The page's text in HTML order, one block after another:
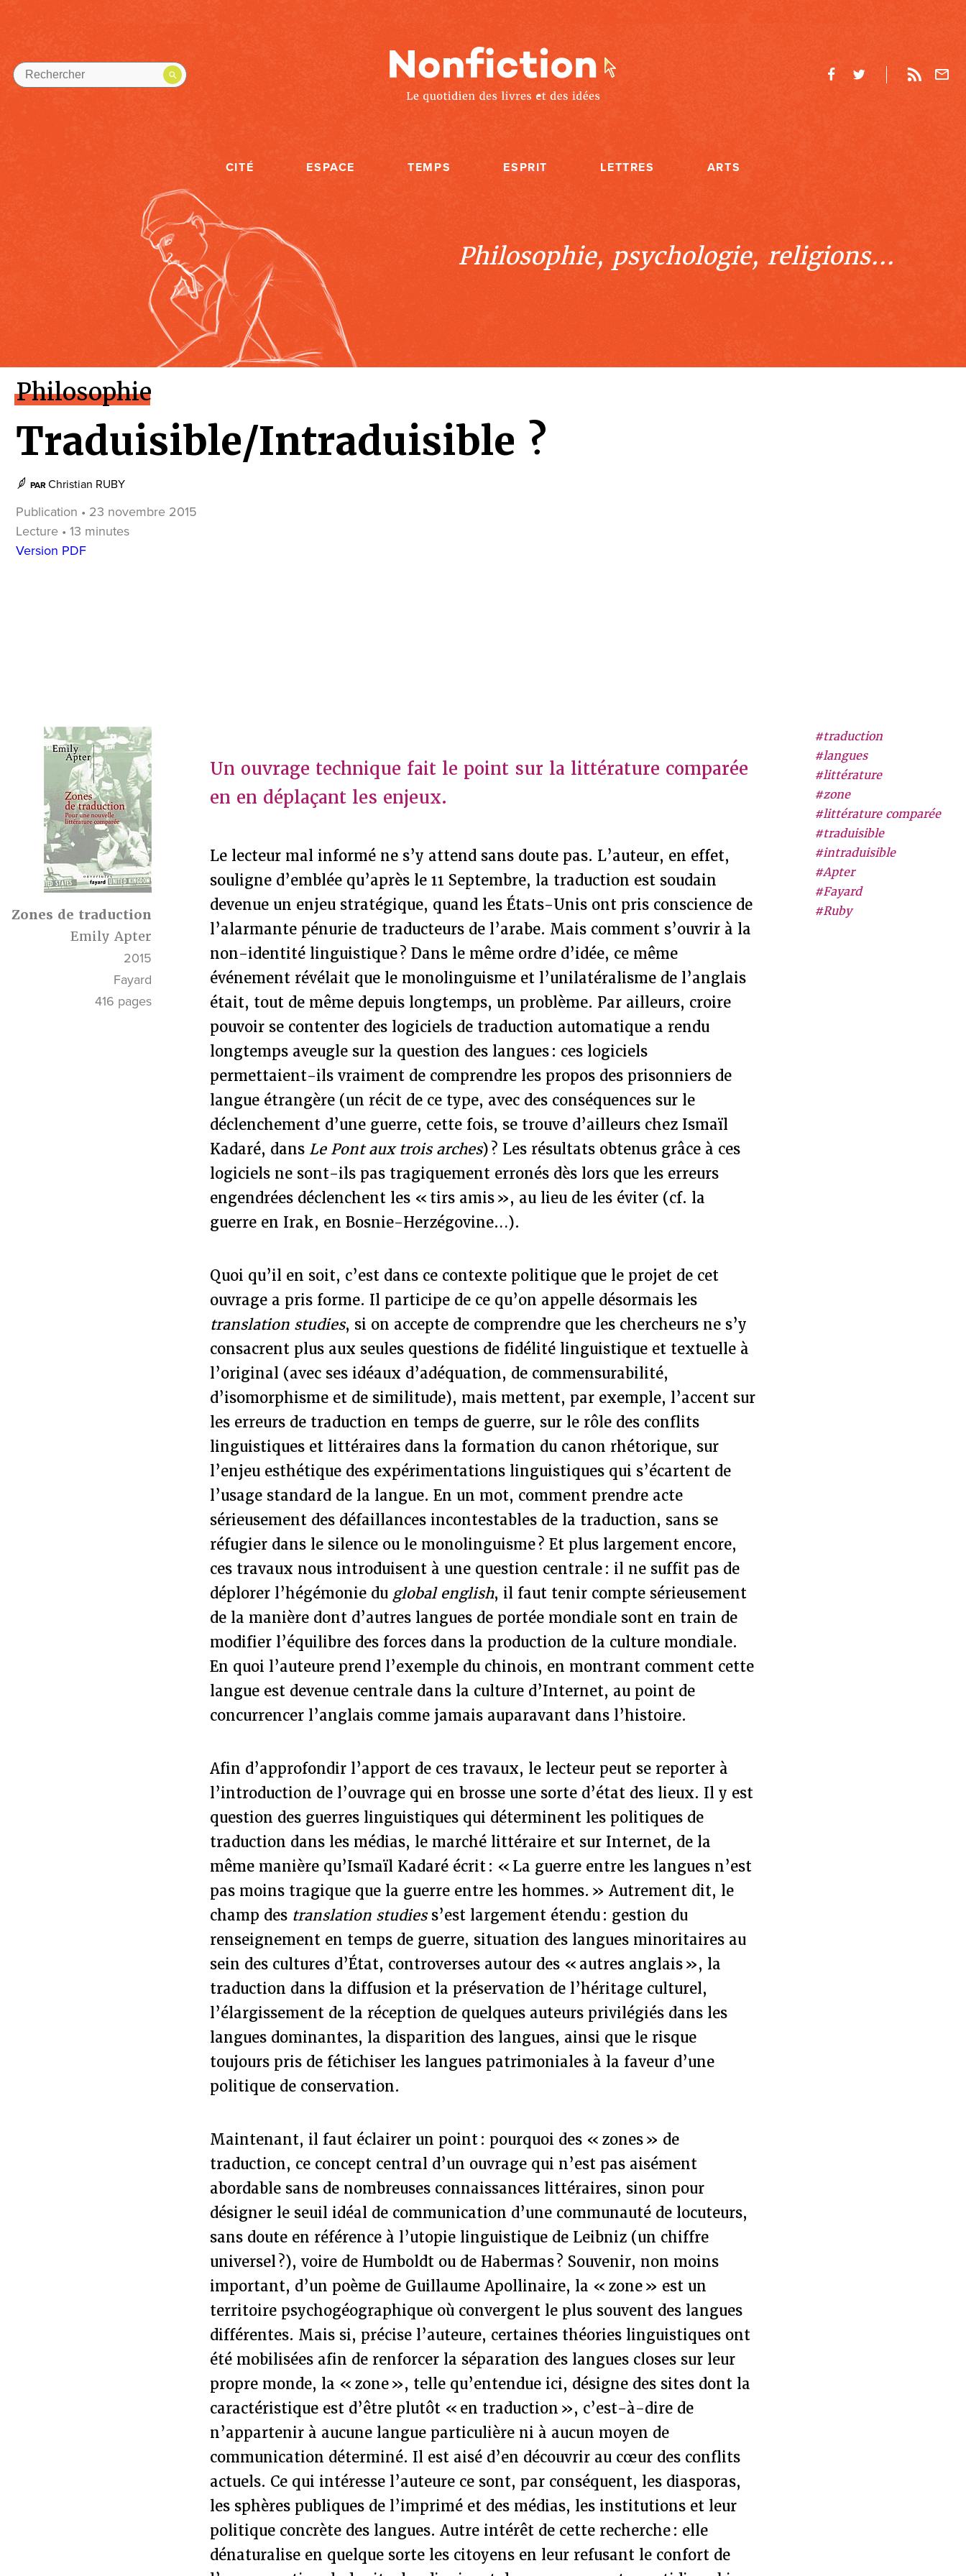
CITÉ ESPACE TEMPS ESPRIT LETTRES ARTS
Philosophie, psychologie, religions...
Philosophie
Traduisible/Intraduisible ?
PAR Christian RUBY
Publication • 23 novembre 2015
Lecture • 13 minutes
Version PDF
Zones de traduction
Emily Apter
2015
Fayard
416 pages
#traduction
#langues
#littérature
#zone
#littérature comparée
#traduisible
#intraduisible
#Apter
#Fayard
#Ruby
Un ouvrage technique fait le point sur la littérature comparée
en en déplaçant les enjeux.
Le lecteur mal informé ne s’y attend sans doute pas. L’auteur, en effet,
souligne d’emblée qu’après le 11 Septembre, la traduction est soudain
devenue un enjeu stratégique, quand les États-Unis ont pris conscience de
l’alarmante pénurie de traducteurs de l’arabe. Mais comment s’ouvrir à la
non-identité linguistique ? Dans le même ordre d’idée, ce même
événement révélait que le monolinguisme et l’unilatéralisme de l’anglais
était, tout de même depuis longtemps, un problème. Par ailleurs, croire
pouvoir se contenter des logiciels de traduction automatique a rendu
longtemps aveugle sur la question des langues : ces logiciels
permettaient-ils vraiment de comprendre les propos des prisonniers de
langue étrangère (un récit de ce type, avec des conséquences sur le
déclenchement d’une guerre, cette fois, se trouve d’ailleurs chez Ismaïl
Kadaré, dans Le Pont aux trois arches) ? Les résultats obtenus grâce à ces
logiciels ne sont-ils pas tragiquement erronés dès lors que les erreurs
engendrées déclenchent les « tirs amis », au lieu de les éviter (cf. la
guerre en Irak, en Bosnie-Herzégovine…).
Quoi qu’il en soit, c’est dans ce contexte politique que le projet de cet
ouvrage a pris forme. Il participe de ce qu’on appelle désormais les
translation studies, si on accepte de comprendre que les chercheurs ne s’y
consacrent plus aux seules questions de fidélité linguistique et textuelle à
l’original (avec ses idéaux d’adéquation, de commensurabilité,
d’isomorphisme et de similitude), mais mettent, par exemple, l’accent sur
les erreurs de traduction en temps de guerre, sur le rôle des conflits
linguistiques et littéraires dans la formation du canon rhétorique, sur
l’enjeu esthétique des expérimentations linguistiques qui s’écartent de
l’usage standard de la langue. En un mot, comment prendre acte
sérieusement des défaillances incontestables de la traduction, sans se
réfugier dans le silence ou le monolinguisme ? Et plus largement encore,
ces travaux nous introduisent à une question centrale : il ne suffit pas de
déplorer l’hégémonie du global english, il faut tenir compte sérieusement
de la manière dont d’autres langues de portée mondiale sont en train de
modifier l’équilibre des forces dans la production de la culture mondiale.
En quoi l’auteure prend l’exemple du chinois, en montrant comment cette
langue est devenue centrale dans la culture d’Internet, au point de
concurrencer l’anglais comme jamais auparavant dans l’histoire.
Afin d’approfondir l’apport de ces travaux, le lecteur peut se reporter à
l’introduction de l’ouvrage qui en brosse une sorte d’état des lieux. Il y est
question des guerres linguistiques qui déterminent les politiques de
traduction dans les médias, le marché littéraire et sur Internet, de la
même manière qu’Ismaïl Kadaré écrit : « La guerre entre les langues n’est
pas moins tragique que la guerre entre les hommes. » Autrement dit, le
champ des translation studiess’est largement étendu : gestion du
renseignement en temps de guerre, situation des langues minoritaires au
sein des cultures d’État, controverses autour des « autres anglais », la
traduction dans la diffusion et la préservation de l’héritage culturel,
l’élargissement de la réception de quelques auteurs privilégiés dans les
langues dominantes, la disparition des langues, ainsi que le risque
toujours pris de fétichiser les langues patrimoniales à la faveur d’une
politique de conservation.
Maintenant, il faut éclairer un point : pourquoi des « zones » de
traduction, ce concept central d’un ouvrage qui n’est pas aisément
abordable sans de nombreuses connaissances littéraires, sinon pour
désigner le seuil idéal de communication d’une communauté de locuteurs,
sans doute en référence à l’utopie linguistique de Leibniz (un chiffre
universel ?), voire de Humboldt ou de Habermas ? Souvenir, non moins
important, d’un poème de Guillaume Apollinaire, la « zone » est un
territoire psychogéographique où convergent le plus souvent des langues
différentes. Mais si, précise l’auteure, certaines théories linguistiques ont
été mobilisées afin de renforcer la séparation des langues closes sur leur
propre monde, la « zone », telle qu’entendue ici, désigne des sites dont la
caractéristique est d’être plutôt « en traduction », c’est-à-dire de
n’appartenir à aucune langue particulière ni à aucun moyen de
communication déterminé. Il est aisé d’en découvrir au cœur des conflits
actuels. Ce qui intéresse l’auteure ce sont, par conséquent, les diasporas,
les sphères publiques de l’imprimé et des médias, les institutions et leur
politique concrète des langues. Autre intérêt de cette recherche : elle
dénaturalise en quelque sorte les citoyens en leur refusant le confort de